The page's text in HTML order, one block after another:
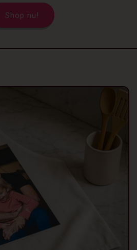
Shop nu!